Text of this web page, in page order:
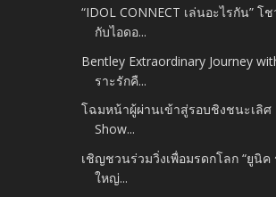
“IDOL CONNECT เล่นอะไรกัน” โ
กับไอดอ...
Bentley Extraordinary Journey
ราะรักคื...
โฉมหน้าผู้ผ่านเข้าสู่รอบชิงชนะเลิศ
Show...
เชิญชวนร่วมวิ่งเพื่อมรดกโลก “ยูนิค
ใหญ่...